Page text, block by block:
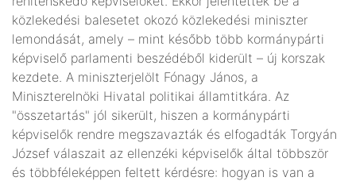
közlekedési balesetet okozó közlekedési miniszter
lemondását, amely – mint később több kormánypárti
képviselő parlamenti beszédéből kiderült – új korszak
kezdete. A miniszterjelölt Fónagy János, a
Miniszterelnöki Hivatal politikai államtitkára. Az
"összetartás" jól sikerült, hiszen a kormánypárti
képviselők rendre megszavazták és elfogadták Torgyán
József válaszait az ellenzéki képviselők által többször
és többféleképpen feltett kérdésre: hogyan is van a